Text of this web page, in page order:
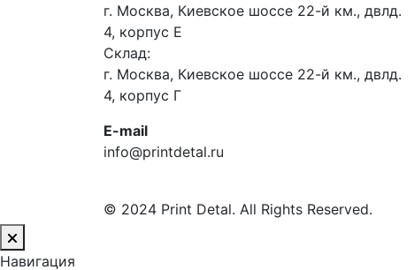
г. Москва, Киевское шоссе 22-й км., двлд.
4, корпус Е
Склад:
г. Москва, Киевское шоссе 22-й км., двлд.
4, корпус Г
E-mail
info@printdetal.ru
© 2024 Print Detal. All Rights Reserved.
Навигация